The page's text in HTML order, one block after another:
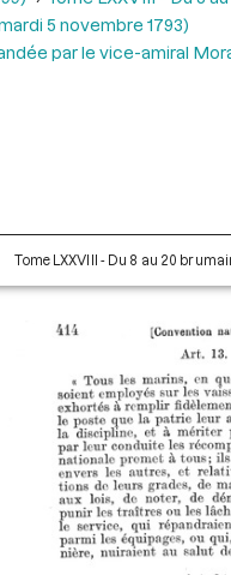
5 novembre 1793)
par le vice-amiral
Tome LXXVIII - Du 8 au 20